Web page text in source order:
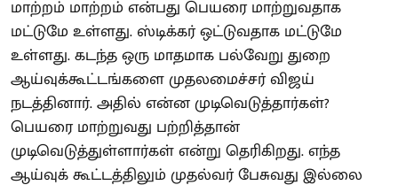
மாற்றம் மாற்றம் என்பது பெயரை மாற்றுவதாக
மட்டுமே உள்ளது. ஸ்டிக்கர் ஒட்டுவதாக மட்டுமே
உள்ளது. கடந்த ஒரு மாதமாக பல்வேறு துறை
ஆய்வுக்கூட்டங்களை முதலமைச்சர் விஜய்
நடத்தினார். அதில் என்ன முடிவெடுத்தார்கள்?
பெயரை மாற்றுவது பற்றித்தான்
முடிவெடுத்துள்ளார்கள் என்று தெரிகிறது. எந்த
ஆய்வுக் கூட்டத்திலும் முதல்வர் பேசுவது இல்லை